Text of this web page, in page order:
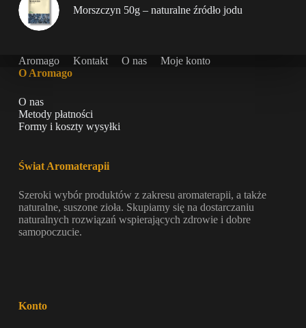
Morszczyn 50g – naturalne źródło jodu
Aromago Kontakt O nas
Moje konto
O Aromago
O nas
Metody płatności
Formy i koszty wysyłki
Świat Aromaterapii
Szeroki wybór produktów z zakresu aromaterapii, a także
naturalne, suszone zioła. Skupiamy się na dostarczaniu
naturalnych rozwiązań wspierających zdrowie i dobre
samopoczucie.
Konto